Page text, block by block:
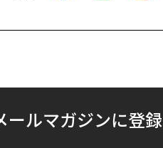
ールマガジンに登録